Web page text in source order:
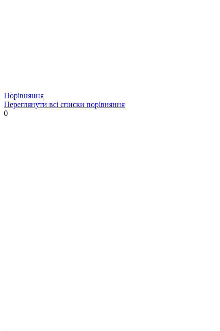
Порівняння
Переглянути всі списки порівняння
0